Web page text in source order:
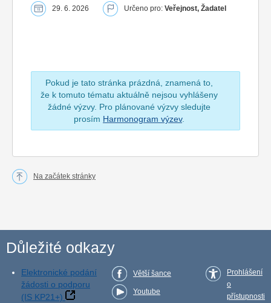
29. 6. 2026 Určeno pro: Veřejnost, Žadatel
Pokud je tato stránka prázdná, znamená to,
že k tomuto tématu aktuálně nejsou vyhlášeny
žádné výzvy. Pro plánované výzvy sledujte
prosím Harmonogram výzev.
Na začátek stránky
Důležité odkazy
Elektronické podání
žádosti o podporu
(IS KP21+)
Větší šance
Youtube
Prohlášení
o
přístupnosti